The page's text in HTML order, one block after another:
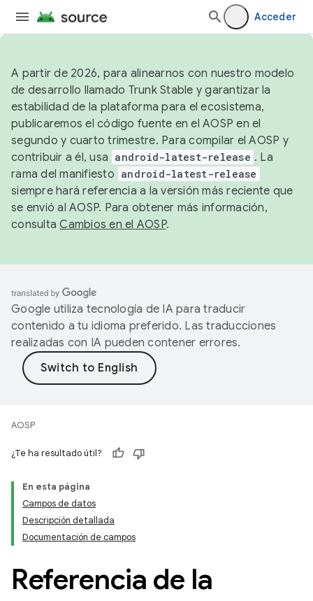
Acceder
A partir de 2026, para alinearnos con nuestro modelo
de desarrollo llamado Trunk Stable y garantizar la
estabilidad de la plataforma para el ecosistema,
publicaremos el código fuente en el AOSP en el
segundo y cuarto trimestre. Para compilar el AOSP y
contribuir a él, usa android-latest-release . La
rama del manifiesto android-latest-release
siempre hará referencia a la versión más reciente que
se envió al AOSP. Para obtener más información,
consultaCambios en el AOSP.
Google utiliza tecnología de IA para traducir
contenido a tu idioma preferido. Las traducciones
realizadas con IA pueden contener errores.
AOSP
¿Te ha resultado útil?
En esta página
Campos de datos
Descripción detallada
Documentación de campos
Referencia de la